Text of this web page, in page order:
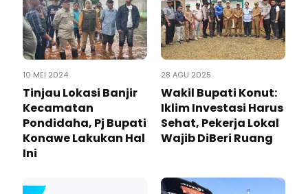
10 MEI 2024
Tinjau Lokasi Banjir
Kecamatan
Pondidaha, Pj Bupati
Konawe Lakukan Hal
Ini
28 AGU 2025
Wakil Bupati Konut:
Iklim Investasi Harus
Sehat, Pekerja Lokal
Wajib DiBeri Ruang